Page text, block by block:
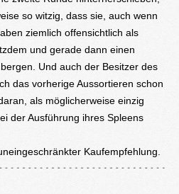
so witzig, dass sie, auch wenn
ziemlich offensichtlich als
und gerade dann einen
Und auch der Besitzer des
das vorherige Aussortieren schon
als möglicherweise einzig
der Ausführung ihres Spleens
Kaufempfehlung.